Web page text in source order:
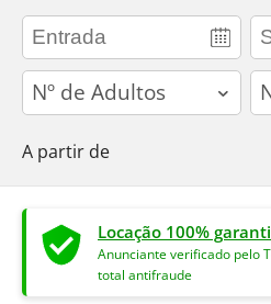
adults
A partir de
Locação 100%
Anunciante verificado pelo
total antifraude